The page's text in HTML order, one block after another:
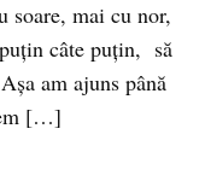
soare, mai cu nor,
câte puţin, să
am ajuns până
[…]